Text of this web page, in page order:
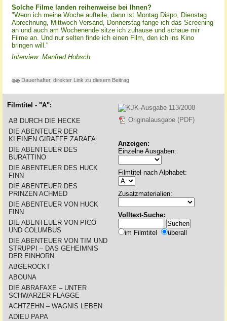
Solche Filme landen reihenweise bei Ihnen?
"Wenn ich meine Woche aufteile, dann ist Montag Dispo, Dienstag
Abrechnung, Mittwoch Versand, Donnerstag fange ich das Screening
an und auch am Wochenende sitze ich zuhause und schaue mir
Filme an. Und nur selten finde ich einen Film, den ich ins Kino
bringen will."
Interview: Manfred Hobsch
Dauerhafter, direkter Link zu diesem Beitrag
Filmtitel - "A":
AB DURCH DIE HECKE
DIE ABENTEUER DER
KLEINEN GIRAFFE ZARAFA
DIE ABENTEUER DES
BURATTINO
DIE ABENTEUER DES HUCK
FINN
DIE ABENTEUER DES
PRINZEN ACHMED
DIE ABENTEUER VON HUCK
FINN
DIE ABENTEUER VON PICO
UND COLUMBUS
DIE ABENTEUER VON TIM UND
STRUPPI – DAS GEHEIMNIS
DER EINHORN
ABGEROCKT
ABOUNA
DIE ABRAFAXE – UNTER
SCHWARZER FLAGGE
ACHTZEHN – WAGNIS LEBEN
ADIEU PAPA
Originalausgabe (PDF)
Anzeigen:
Einzelne Ausgaben:
Filmtitel nach Alphabet:
Zusatzmaterialien:
Volltext-Suche:
im Filmtitel überall